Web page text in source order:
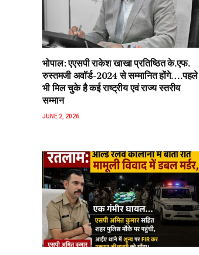
भोपाल: एएसपी राकेश‌ खाखा प्रतिष्ठित के.एफ.
रुस्तमजी अवॉर्ड-2024 से सम्मानित होंगे….पहले
भी मिल चुके है कई राष्ट्रीय एवं राज्य स्तरीय
सम्मान
JUNE 2, 2026